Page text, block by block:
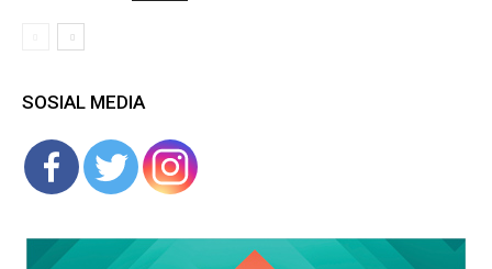
SOSIAL MEDIA